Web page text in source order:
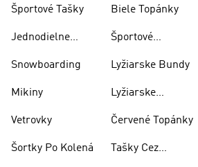
Športové Tašky
Jednodielne
Snowboarding
Mikiny
Vetrovky
Šortky Po Kolená
Biele Topánky
Športové
Lyžiarske Bundy
Lyžiarske
Červené Topánky
Tašky Cez